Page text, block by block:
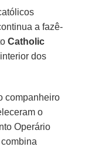
a fazê-
Catholic
dos
companheiro
o
Operário